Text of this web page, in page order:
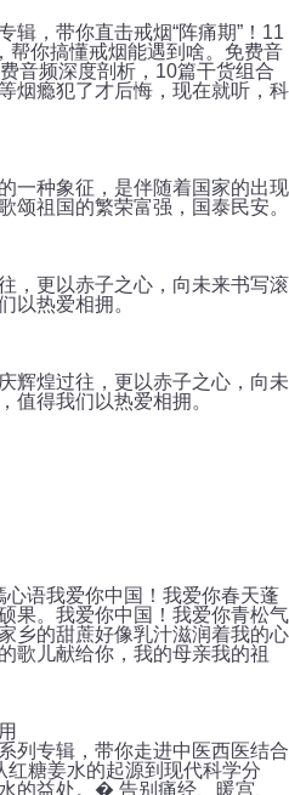
辑，带你直击戒烟“阵痛期”！11
帮你搞懂戒烟能遇到啥。免费音
音频深度剖析，10篇干货组合
烟瘾犯了才后悔，现在就听，科
一种象征，是伴随着国家的出现
颂祖国的繁荣富强，国泰民安。
，更以赤子之心，向未来书写滚
热爱相拥。
辉煌过往，更以赤子之心，向未
得我们以热爱相拥。
语我爱你中国！我爱你春天蓬
果。我爱你中国！我爱你青松气
乡的甜蔗好像乳汁滋润着我的心
歌儿献给你，我的母亲我的祖
列专辑，带你走进中医西医结合
糖姜水的起源到现代科学分
的益处。� 告别痛经、暖宫、